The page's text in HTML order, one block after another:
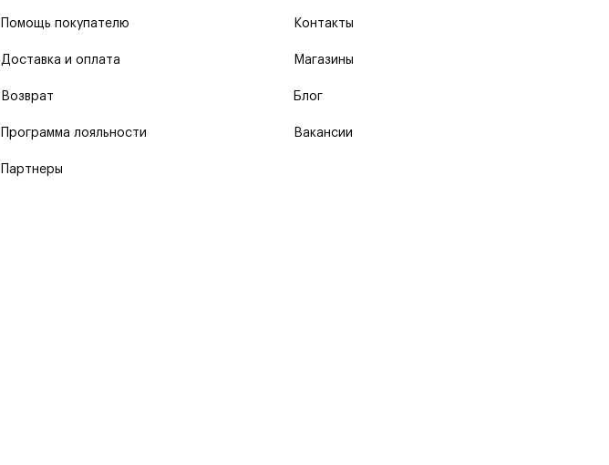
Помощь покупателю
Доставка и оплата
Возврат
Программа лояльности
Партнеры
Контакты
Магазины
Блог
Вакансии